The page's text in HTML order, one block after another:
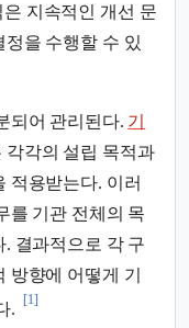
지속적인 개선 문
을 수행할 수 있
되어 관리된다. 기
각각의 설립 목적과
적용받는다. 이러
를 기관 전체의 목
결과적으로 각 구
방향에 어떻게 기
.
[1]